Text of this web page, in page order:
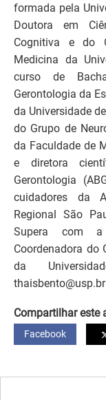
formada pela
Doutora em
Cognitiva e do
Medicina da
curso de
Gerontologia da
da Universidade
do Grupo de
da Faculdade de
e diretora
Gerontologia
cuidadores da
Regional São
Supera com
Coordenadora do
da
Compartilhar este
Facebook